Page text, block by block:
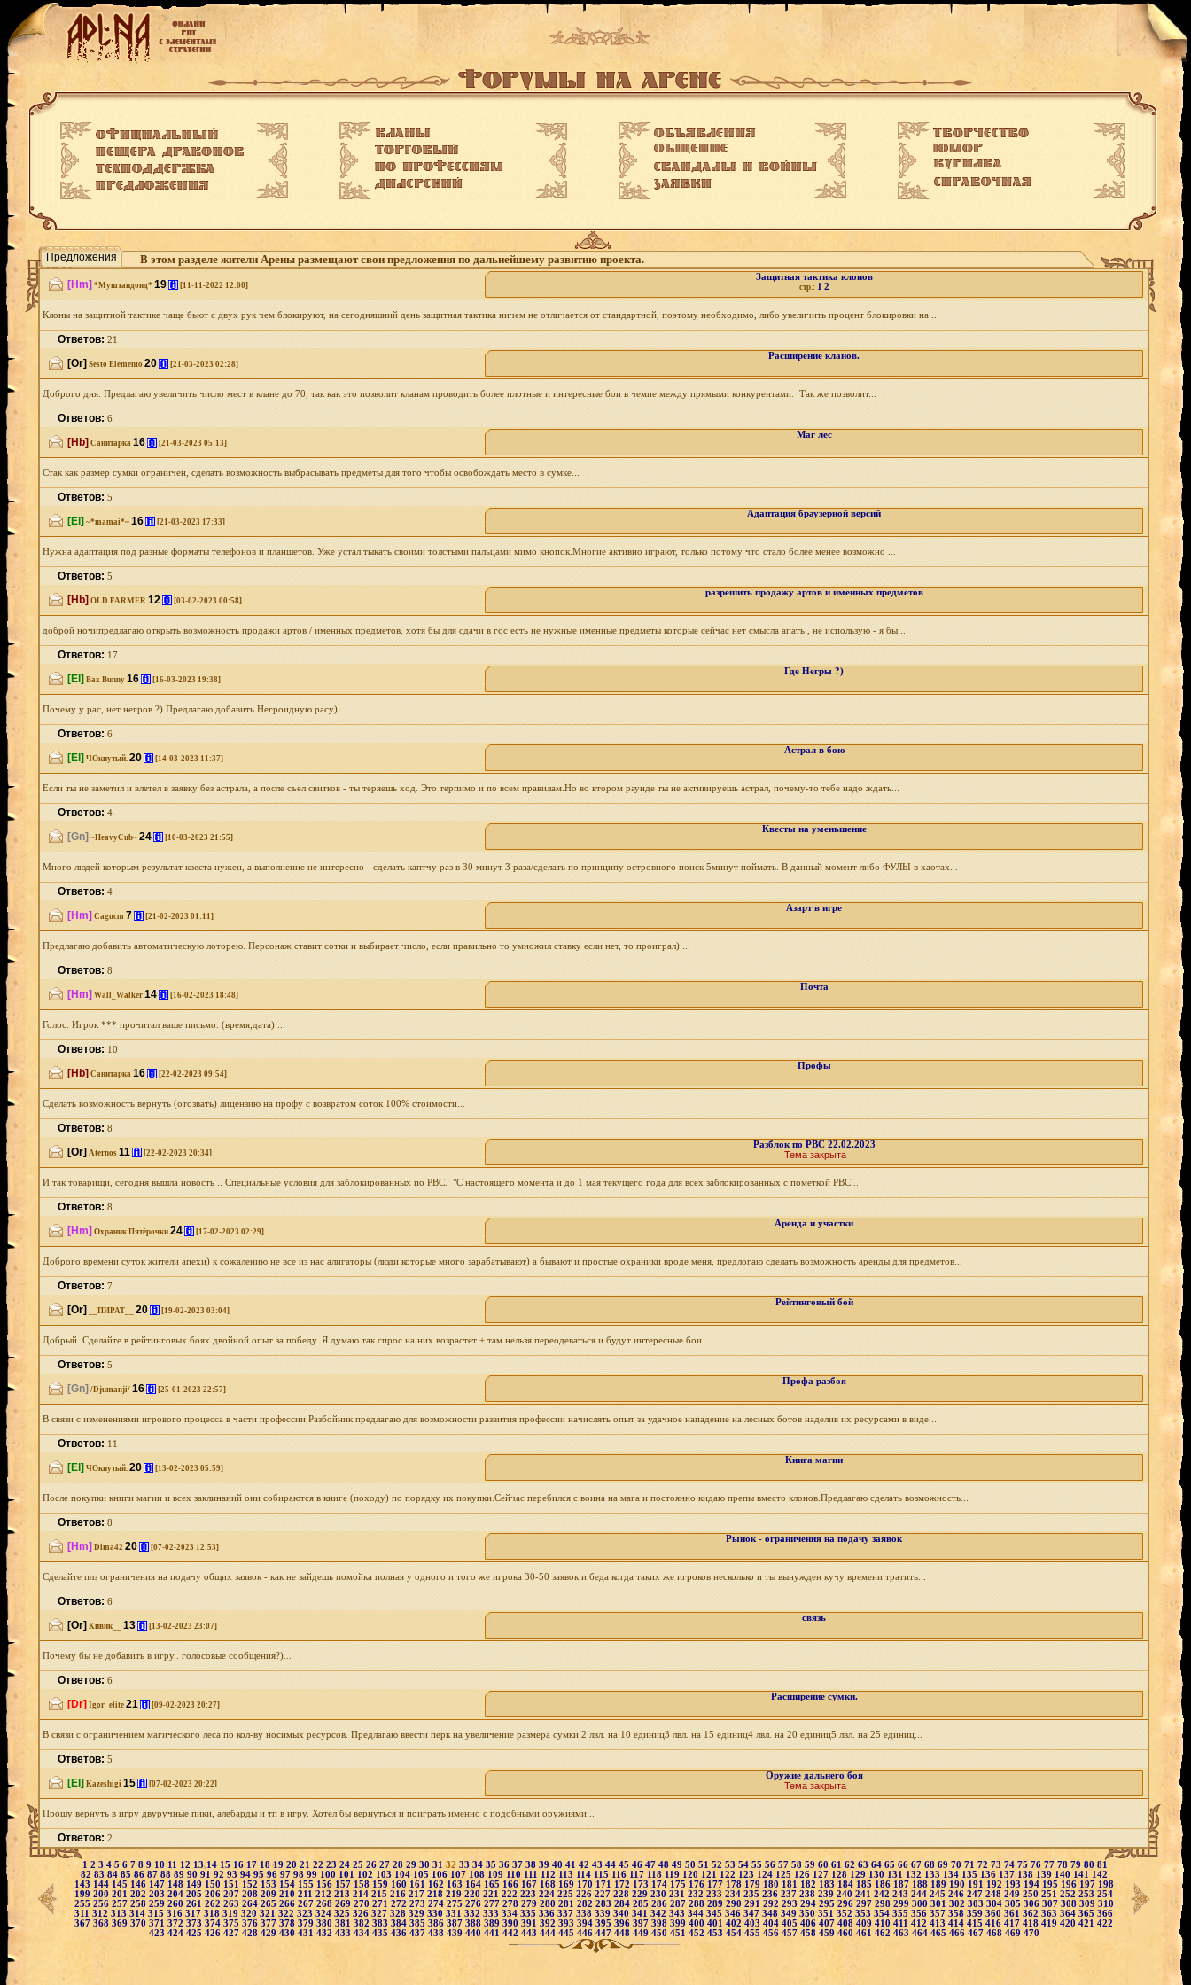
Предложения В этом разделе жители Арены размещают свои предложения по дальнейшему развитию проекта.
[Hm] *Муштандоид* 19 [i] [11-11-2022 12:00]
Защитная тактика клонов
стр.: 1 2
Клоны на защитной тактике чаще бьют с двух рук чем блокируют, на сегодняшний день защитная тактика ничем не отличается от стандартной, поэтому необходимо, либо увеличить процент блокировки на...
Ответов:21
[Or] Sesto Elemento 20 [i] [21-03-2023 02:28]
Расширение кланов.
Доброго дня. Предлагаю увеличить число мест в клане до 70, так как это позволит кланам проводить более плотные и интересные бои в чемпе между прямыми конкурентами. Так же позволит...
Ответов:6
[Hb] Санитарка 16 [i] [21-03-2023 05:13]
Маг лес
Стак как размер сумки ограничен, сделать возможность выбрасывать предметы для того чтобы освобождать место в сумке...
Ответов:5
[El] ~*mamai*~ 16 [i] [21-03-2023 17:33]
Адаптация браузерной версий
Нужна адаптация под разные форматы телефонов и планшетов. Уже устал тыкать своими толстыми пальцами мимо кнопок.Многие активно играют, только потому что стало более менее возможно ...
Ответов:5
[Hb] OLD FARMER 12 [i] [03-02-2023 00:58]
разрешить продажу артов и именных предметов
доброй ночипредлагаю открыть возможность продажи артов / именных предметов, хотя бы для сдачи в гос есть не нужные именные предметы которые сейчас нет смысла апать , не использую - я бы...
Ответов:17
[El] Bax Bunny 16 [i] [16-03-2023 19:38]
Где Негры ?)
Почему у рас, нет негров ?) Предлагаю добавить Негроидную расу)...
Ответов:6
[El] ЧОкнутый. 20 [i] [14-03-2023 11:37]
Астрал в бою
Если ты не заметил и влетел в заявку без астрала, а после съел свитков - ты теряешь ход. Это терпимо и по всем правилам.Но во втором раунде ты не активируешь астрал, почему-то тебе надо ждать...
Ответов:4
[Gn] ~HeavyCub~ 24 [i] [10-03-2023 21:55]
Квесты на уменьшение
Много людей которым результат квеста нужен, а выполнение не интересно - сделать каптчу раз в 30 минут 3 раза/сделать по принципу островного поиск 5минут поймать. В данный момент либо ФУЛЫ в хаотах...
Ответов:4
[Hm] Cagucm 7 [i] [21-02-2023 01:11]
Азарт в игре
Предлагаю добавить автоматическую лоторею. Персонаж ставит сотки и выбирает число, если правильно то умножил ставку если нет, то проиграл) ...
Ответов:8
[Hm] Wall_Walker 14 [i] [16-02-2023 18:48]
Почта
Голос: Игрок *** прочитал ваше письмо. (время,дата) ...
Ответов:10
[Hb] Санитарка 16 [i] [22-02-2023 09:54]
Профы
Сделать возможность вернуть (отозвать) лицензию на профу с возвратом соток 100% стоимости...
Ответов:8
[Or] Aternos 11 [i] [22-02-2023 20:34]
Разблок по РВС 22.02.2023
Тема закрыта
И так товарищи, сегодня вышла новость .. Специальные условия для заблокированных по РВС. "С настоящего момента и до 1 мая текущего года для всех заблокированных с пометкой РВС...
Ответов:8
[Hm] Охраник Пятёрочки 24 [i] [17-02-2023 02:29]
Аренда и участки
Доброго времени суток жители апехи) к сожалению не все из нас алигаторы (люди которые много зарабатывают) а бывают и простые охраники вроде меня, предлогаю сделать возможность аренды для предметов...
Ответов:7
[Or] __ПИРАТ__ 20 [i] [19-02-2023 03:04]
Рейтинговый бой
Добрый. Сделайте в рейтинговых боях двойной опыт за победу. Я думаю так спрос на них возрастет + там нельзя переодеваться и будут интересные бои....
Ответов:5
[Gn] /Djumanji/ 16 [i] [25-01-2023 22:57]
Профа разбоя
В связи с изменениями игрового процесса в части профессии Разбойник предлагаю для возможности развития профессии начислять опыт за удачное нападение на лесных ботов наделив их ресурсами в виде...
Ответов:11
[El] ЧОкнутый. 20 [i] [13-02-2023 05:59]
Книга магии
После покупки книги магии и всех заклинаний они собираются в книге (походу) по порядку их покупки.Сейчас перебился с воина на мага и постоянно кидаю препы вместо клонов.Предлагаю сделать возможность...
Ответов:8
[Hm] Dima42 20 [i] [07-02-2023 12:53]
Рынок - ограничения на подачу заявок
Сделайте плз ограничения на подачу общих заявок - как не зайдешь помойка полная у одного и того же игрока 30-50 заявок и беда когда таких же игроков несколько и ты вынужден кучу времени тратить...
Ответов:6
[Or] Кивик__ 13 [i] [13-02-2023 23:07]
связь
Почему бы не добавить в игpу.. голосовые сообщения?)...
Ответов:6
[Dr] Igor_elite 21 [i] [09-02-2023 20:27]
Расширение сумки.
В связи с ограничением магического леса по кол-ву носимых ресурсов. Предлагаю ввести перк на увеличение размера сумки.2 лвл. на 10 единиц3 лвл. на 15 единиц4 лвл. на 20 единиц5 лвл. на 25 единиц...
Ответов:5
[El] Kazeshigi 15 [i] [07-02-2023 20:22]
Оружие дальнего боя
Тема закрыта
Прошу вернуть в игру двуручные пики, алебарды и тп в игру. Хотел бы вернуться и поиграть именно с подобными оружиями...
Ответов:2
1 2 3 45 6 7 8 9 10 11 12 1314 15 16 17 1819 20 21 22 23 24 25 26 27 28 29 30 3132 33 34 35 36 37 38 39 40 41 42 43 44 45 46 47 48 49 50 51 52 53 54 55 56 57 58 59 6061 62 63 64 65 66 67 68 69 70 71 72 73 74 75 76 77 78 79 80 81
82 83 84 85 86 87 88 89 90 91 92 93 94 95 96 97 98 99 100 101 102 103 104 105 106 107 108 109 110 111 112 113 114 115 116 117118 119 120 121 122 123 124 125 126 127 128 129 130 131 132 133 134 135 136 137 138 139 140 141
142
143 144 145 146 147 148 149 150 151 152 153 154 155 156 157 158 159 160 161 162 163 164 165 166 167 168 169 170 171 172 173 174 175 176 177 178 179 180 181 182 183 184 185 186 187 188 189 190 191 192 193 194 195 196 197 198
199 200 201 202 203 204 205 206 207 208 209 210 211 212 213 214 215 216 217 218 219 220 221 222 223 224 225 226227 228 229 230 231 232 233 234 235 236 237 238 239 240 241 242 243 244 245 246 247 248 249 250 251 252 253 254
255 256 257 258 259 260 261 262 263 264 265 266 267 268 269 270 271 272 273 274 275 276 277 278 279 280 281 282 283 284 285 286 287 288 289 290 291 292 293 294 295 296 297 298 299 300 301 302 303 304 305 306 307 308 309 310
311 312 313 314 315 316 317 318 319 320 321 322 323 324 325 326 327 328 329 330 331 332 333 334 335 336 337 338 339 340 341 342 343 344 345 346 347 348 349 350 351 352 353 354 355 356 357 358 359 360 361 362 363 364 365 366
367 368 369 370 371 372 373 374 375 376 377 378 379 380 381 382 383 384 385 386 387 388 389 390 391 392 393 394 395 396 397 398 399 400 401 402 403 404 405 406 407 408 409 410 411 412 413 414 415 416 417 418 419 420 421 422
423 424 425 426 427 428 429 430 431 432 433 434 435 436 437 438 439 440 441 442 443 444 445 446 447 448 449 450 451 452 453 454 455 456 457 458 459 460 461 462 463 464 465 466 467 468 469 470